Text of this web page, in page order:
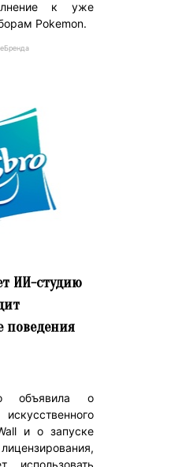
к уже
Pokemon.
ИИ-студию
поведения
объявила о
и о запуске
использовать